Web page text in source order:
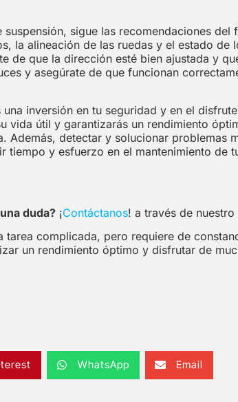
suspensión, sigue las recomendaciones del
la alineación de las ruedas y el estado de
de que la dirección esté bien ajustada y
y asegúrate de que funcionan
inversión en tu seguridad y en el
vida útil y garantizarás un rendimiento
Además, detectar y solucionar
tiempo y esfuerzo en el mantenimiento
duda?¡Contáctanos! a través de
tarea complicada, pero requiere de
un rendimiento óptimo y disfrutar de
WhatsApp Email